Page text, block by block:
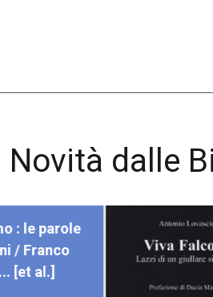
Novità dalle
: le parole
/ Franco
[et al.]